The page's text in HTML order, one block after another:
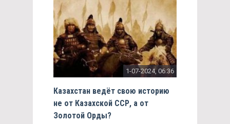
1-07-2024, 06:36
Казахстан ведёт свою историю
не от Казахской ССР, а от
Золотой Орды?